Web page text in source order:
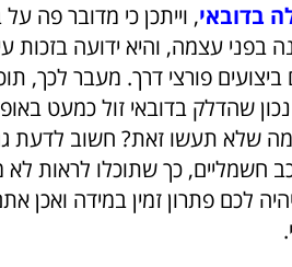
בדובאי, וייתכן כי מדובר פה
בפני עצמה, והיא ידועה בזכות
פורצי דרך. מעבר לכך,
שהדלק בדובאי זול כמעט
שלא תעשו זאת? חשוב לדעת
חשמליים, כך שתוכלו לראות
לכם פתרון זמין במידה ואכן